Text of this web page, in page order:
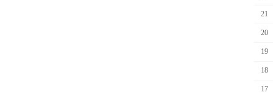
21
20
19
18
17